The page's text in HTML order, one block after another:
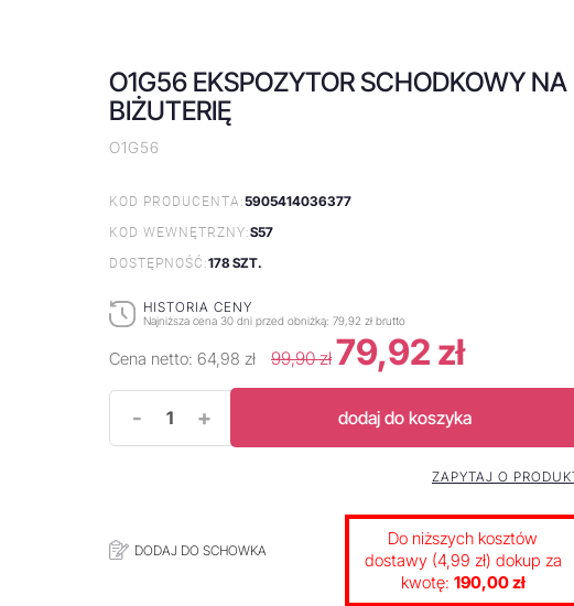
O1G56 EKSPOZYTOR SCHODKOWY NA
BIŻUTERIĘ
O1G56
KOD PRODUCENTA:5905414036377
KOD WEWNĘTRZNY:S57
DOSTĘPNOŚĆ:178 SZT.
HISTORIA CENY
Najniższa cena 30 dni przed obniżką: 79,92 zł brutto
Cena netto: 64,98 zł 99,90 zł 79,92 zł
- + dodaj do koszyka
DODAJ DO SCHOWKA
ZAPYTAJ O
Do niższych kosztów
dostawy (4,99 zł) dokup za
kwotę: 190,00 zł